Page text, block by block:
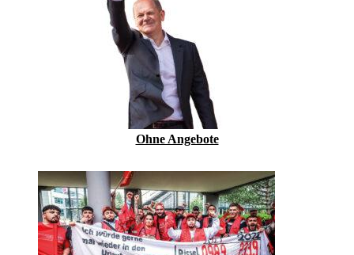
Ohne Angebote